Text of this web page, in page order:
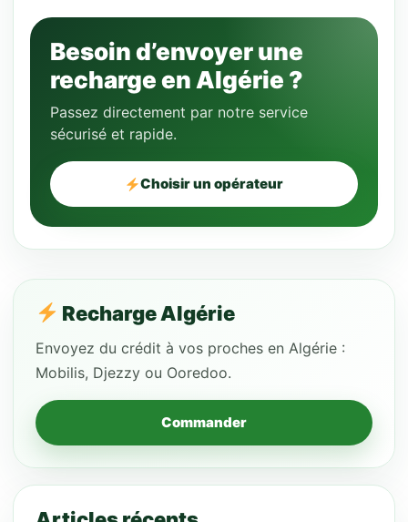
Besoin d’envoyer une
recharge en Algérie ?
Passez directement par notre service
sécurisé et rapide.
Choisir un opérateur
Recharge Algérie
Envoyez du crédit à vos proches en Algérie :
Mobilis, Djezzy ou Ooredoo.
Commander